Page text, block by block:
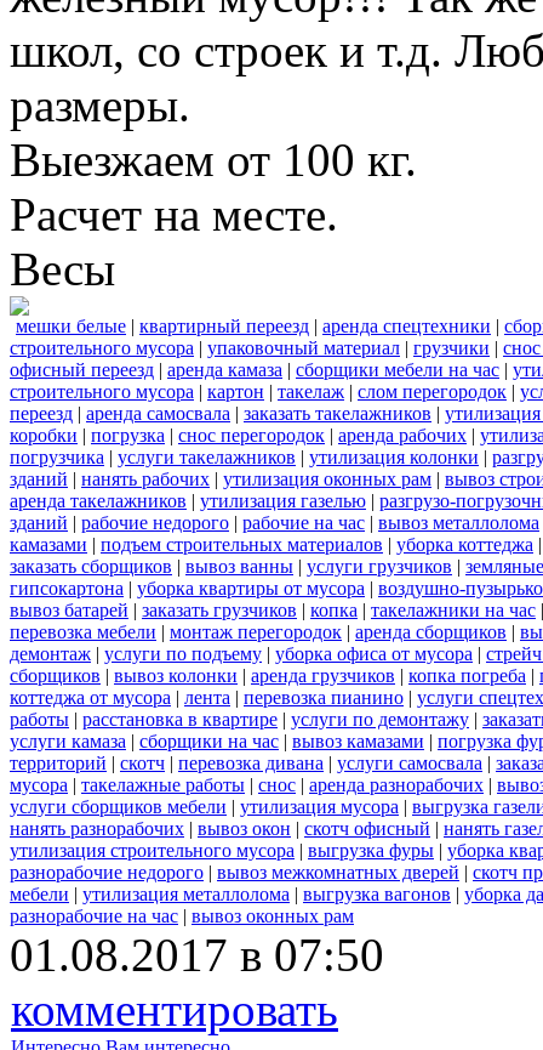
школ, со строек и т.д.
размеры.
Выезжаем от 100 кг.
Расчет на месте.
Весы
мешки белые | квартирный переезд | аренда спецтехники |
строительного мусора | упаковочный материал | грузчики |
офисный переезд | аренда камаза | сборщики мебели на час |
строительного мусора | картон | такелаж | слом перегородок |
переезд | аренда самосвала | заказать такелажников |
коробки | погрузка | снос перегородок | аренда рабочих |
погрузчика | услуги такелажников | утилизация колонки |
зданий | нанять рабочих | утилизация оконных рам | вывоз
аренда такелажников | утилизация газелью | разгрузо-
зданий | рабочие недорого | рабочие на час | вывоз металлолома
камазами | подъем строительных материалов | уборка коттеджа
заказать сборщиков | вывоз ванны | услуги грузчиков |
гипсокартона | уборка квартиры от мусора | воздушно-
вывоз батарей | заказать грузчиков | копка | такелажники на час
перевозка мебели | монтаж перегородок | аренда сборщиков |
демонтаж | услуги по подъему | уборка офиса от мусора |
сборщиков | вывоз колонки | аренда грузчиков | копка погреба |
коттеджа от мусора | лента | перевозка пианино | услуги
работы | расстановка в квартире | услуги по демонтажу |
услуги камаза | сборщики на час | вывоз камазами | погрузка
территорий | скотч | перевозка дивана | услуги самосвала |
мусора | такелажные работы | снос | аренда разнорабочих |
услуги сборщиков мебели | утилизация мусора | выгрузка
нанять разнорабочих | вывоз окон | скотч офисный | нанять
утилизация строительного мусора | выгрузка фуры | уборка
разнорабочие недорого | вывоз межкомнатных дверей | скотч
мебели | утилизация металлолома | выгрузка вагонов | уборка
разнорабочие на час | вывоз оконных рам
01.08.2017 в 07:50
комментировать